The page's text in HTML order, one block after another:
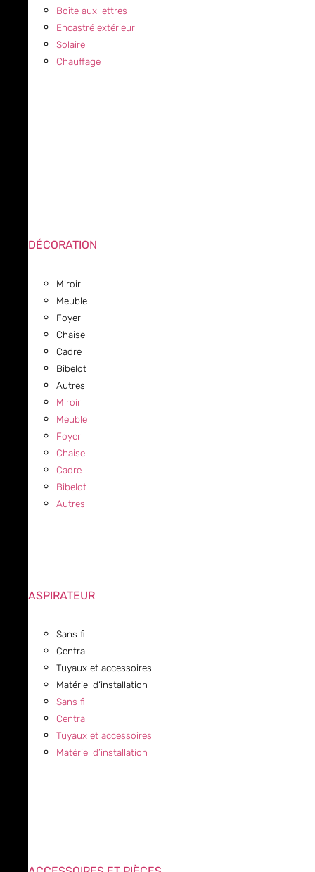
Boîte aux lettres
Encastré extérieur
Solaire
Chauffage
DÉCORATION
Miroir
Meuble
Foyer
Chaise
Cadre
Bibelot
Autres
Miroir
Meuble
Foyer
Chaise
Cadre
Bibelot
Autres
ASPIRATEUR
Sans fil
Central
Tuyaux et accessoires
Matériel d’installation
Sans fil
Central
Tuyaux et accessoires
Matériel d’installation